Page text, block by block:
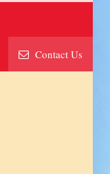
Contact Us